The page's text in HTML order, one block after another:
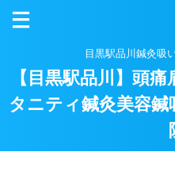
目黒駅品川鍼灸吸
【目黒駅品川】頭
タニティ鍼灸美容